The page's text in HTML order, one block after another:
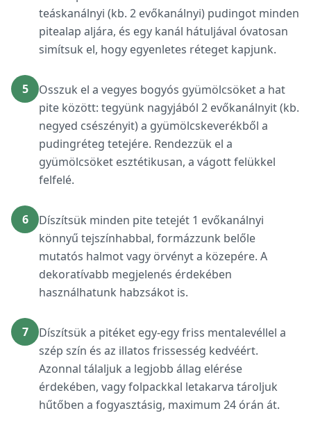
teáskanálnyi (kb. 2 evőkanálnyi) pudingot minden
pitealap aljára, és egy kanál hátuljával óvatosan
simítsuk el, hogy egyenletes réteget kapjunk.
5
Osszuk el a vegyes bogyós gyümölcsöket a hat
pite között: tegyünk nagyjából 2 evőkanálnyit (kb.
negyed csészényit) a gyümölcskeverékből a
pudingréteg tetejére. Rendezzük el a
gyümölcsöket esztétikusan, a vágott felükkel
felfelé.
6
Díszítsük minden pite tetejét 1 evőkanálnyi
könnyű tejszínhabbal, formázzunk belőle
mutatós halmot vagy örvényt a közepére. A
dekoratívabb megjelenés érdekében
használhatunk habzsákot is.
7
Díszítsük a pitéket egy-egy friss mentalevéllel a
szép szín és az illatos frissesség kedvéért.
Azonnal tálaljuk a legjobb állag elérése
érdekében, vagy folpackkal letakarva tároljuk
hűtőben a fogyasztásig, maximum 24 órán át.